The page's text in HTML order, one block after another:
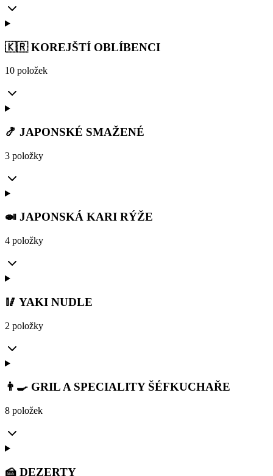
🇰🇷 KOREJŠTÍ OBLÍBENCI
10 položek
🍤 JAPONSKÉ SMAŽENÉ
3 položky
🍛 JAPONSKÁ KARI RÝŽE
4 položky
🥢 YAKI NUDLE
2 položky
👨‍🍳 GRIL A SPECIALITY ŠÉFKUCHAŘE
8 položek
🍰 DEZERTY